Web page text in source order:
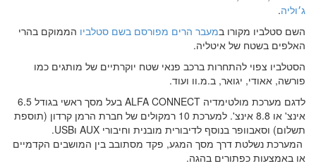
ג׳וליה.
השם סטלביו מקורו במעבר הרים מפורסם בשם סטלביו הממוקם בהרי
האלפים בשטח של איטליה.
הסטלביו צפוי להתחרות ברכב פנאי שטח יוקרתיים של מותגים כמו
פורשה, אאודי, יגואר, ב.מ.וו ועוד.
לדגם מערכת מולטימדיה ALFA CONNECT בעל מסך ראשי בגודל 6.5
אינצ' או 8.8 אינצ'. למערכת 10 רמקולים של חברת הרמן קרדון (תוספת
תשלום) וסאבוופר בנוסף לדיבורית מובנית וחיבורי AUX וUSB.
המערכת נשלטת דרך מסך המגע, פקד מסתובב בין המושבים הקדמיים
או באמצעות כפתורים בהגה.